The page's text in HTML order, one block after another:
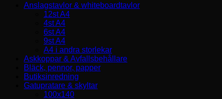
Anslagstavlor & whiteboardtavlor
12st A4
4st A4
6st A4
9st A4
A4 i andra storlekar
Askkoppar & Avfallsbehållare
Bläck, pennor, papper
Butiksinredning
Gatupratare & skyltar
100x140